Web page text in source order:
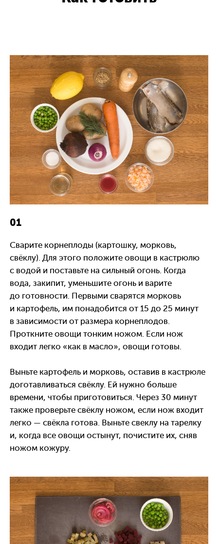
01
Сварите корнеплоды (картошку, морковь,
свёклу). Для этого положите овощи в кастрюлю
с водой и поставьте на сильный огонь. Когда
вода, закипит, уменьшите огонь и варите
до готовности. Первыми сварятся морковь
и картофель, им понадобится от 15 до 25 минут
в зависимости от размера корнеплодов.
Проткните овощи тонким ножом. Если нож
входит легко «как в масло», овощи готовы.
Выньте картофель и морковь, оставив в кастрюле
доготавливаться свёклу. Ей нужно больше
времени, чтобы приготовиться. Через 30 минут
также проверьте свёклу ножом, если нож входит
легко — свёкла готова. Выньте свеклу на тарелку
и, когда все овощи остынут, почистите их, сняв
ножом кожуру.